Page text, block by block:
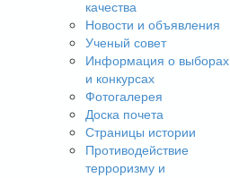
качества
Новости и объявления
Ученый совет
Информация о выборах
и конкурсах
Фотогалерея
Доска почета
Страницы истории
Противодействие
терроризму и